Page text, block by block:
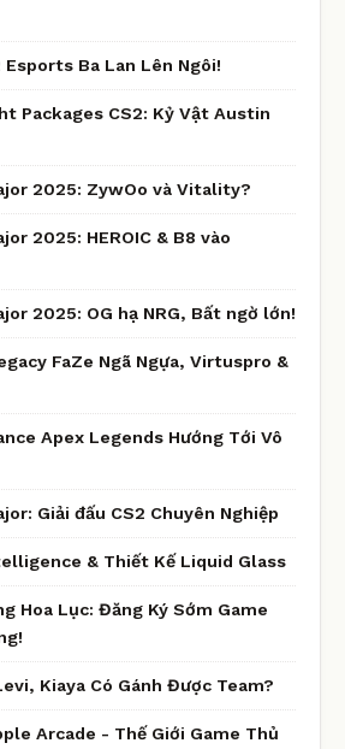
Esports Ba Lan Lên Ngôi!
Packages CS2: Kỷ Vật Austin
2025: ZywOo và Vitality?
2025: HEROIC & B8 vào
2025: OG hạ NRG, Bất ngờ lớn!
FaZe Ngã Ngựa, Virtuspro &
Apex Legends Hướng Tới Vô
Giải đấu CS2 Chuyên Nghiệp
& Thiết Kế Liquid Glass
Hoa Lục: Đăng Ký Sớm Game
Kiaya Có Gánh Được Team?
Arcade - Thế Giới Game Thủ